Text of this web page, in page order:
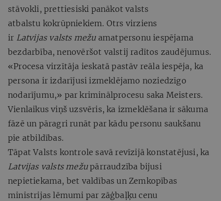
stāvokli, prettiesiski panākot valsts
atbalstu kokrūpniekiem. Otrs virziens
ir Latvijas valsts mežuamatpersonu iespējama
bezdarbība, nenovēršot valstij radītos zaudējumus.
«Procesa virzītāja ieskatā pastāv reāla iespēja, ka
persona ir izdarījusi izmeklējamo noziedzīgo
nodarījumu,» par kriminālprocesu saka Meisters.
Vienlaikus viņš uzsvēris, ka izmeklēšana ir sākuma
fāzē un pāragri runāt par kādu personu saukšanu
pie atbildības.
Tāpat Valsts kontrole savā revīzijā konstatējusi, ka
Latvijas valsts mežupārraudzība bijusi
nepietiekama, bet valdības un Zemkopības
ministrijas lēmumi par zāģbaļķu cenu